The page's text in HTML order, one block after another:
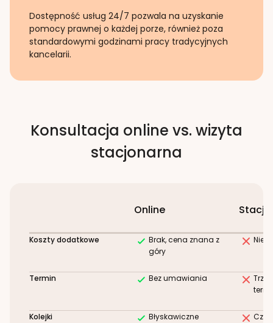
Dostępność usług 24/7 pozwala na uzyskanie
pomocy prawnej o każdej porze, również poza
standardowymi godzinami pracy tradycyjnych
kancelarii.
Konsultacja online vs. wizyta
stacjonarna
Online
Koszty dodatkowe
Brak, cena znana z
góry
Termin Bez umawiania
Kolejki
Błyskawiczne